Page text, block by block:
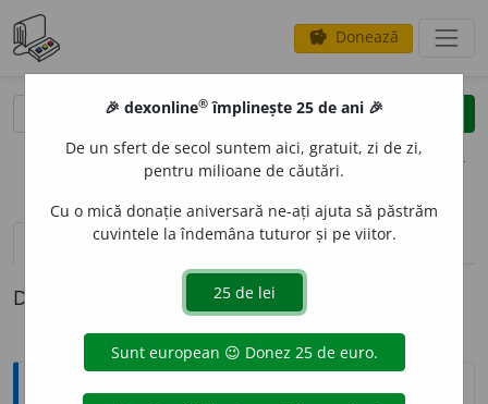
savings Donează
clear
opțiuni
definiții (1) pronunțievolume_up (37)
Definiția cu ID-ul 1040669:
Sinonime
🎉 dexonline® împlinește 25 de ani 🎉
De un sfert de secol suntem aici, gratuit, zi de zi,
pentru milioane de căutări.
Cu o mică donație aniversară ne-ați ajuta să păstrăm
cuvintele la îndemâna tuturor și pe viitor.